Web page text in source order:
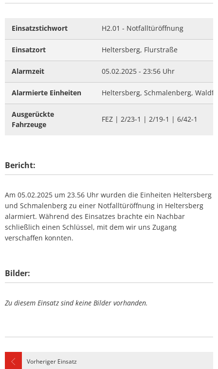
Einsatzstichwort H2.01 - Notfalltüröffnung
Einsatzort Heltersberg, Flurstraße
Alarmzeit 05.02.2025 - 23:56 Uhr
Alarmierte Einheiten Heltersberg, Schmalenberg,
Ausgerückte
Fahrzeuge
FEZ | 2/23-1 | 2/19-1 | 6/42-1
Bericht:
Am 05.02.2025 um 23.56 Uhr wurden die Einheiten Heltersberg
und Schmalenberg zu einer Notfalltüröffnung in Heltersberg
alarmiert. Während des Einsatzes brachte ein Nachbar
schließlich einen Schlüssel, mit dem wir uns Zugang
verschaffen konnten.
Bilder:
Zu diesem Einsatz sind keine Bilder vorhanden.
Vorheriger Einsatz